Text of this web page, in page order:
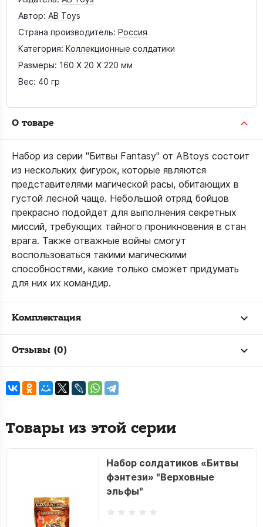
Автор: AB Toys
Страна производитель: Россия
Категория: Коллекционные солдатики
Размеры: 160 X 20 X 220 мм
Вес: 40 гр
О товаре
Набор из серии "Битвы Fantasy" от ABtoys состоит
из нескольких фигурок, которые являются
представителями магической расы, обитающих в
густой лесной чаще. Небольшой отряд бойцов
прекрасно подойдет для выполнения секретных
миссий, требующих тайного проникновения в стан
врага. Также отважные войны смогут
воспользоваться такими магическими
способностями, какие только сможет придумать
для них их командир.
Комплектация
Отзывы (0)
Товары из этой серии
Набор солдатиков «Битвы
фэнтези» "Верховные
эльфы"